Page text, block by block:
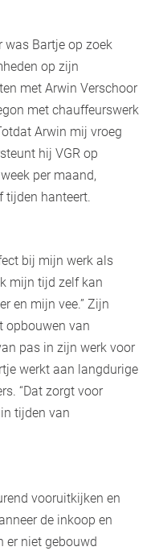
was Bartje op zoek
op zijn
met Arwin Verschoor
met chauffeurswerk
Arwin mij vroeg
hij VGR op
per maand,
tijden hanteert.
bij mijn werk als
mijn tijd zelf kan
en mijn vee.” Zijn
opbouwen van
pas in zijn werk voor
werkt aan langdurige
“Dat zorgt voor
tijden van
vooruitkijken en
de inkoop en
er niet gebouwd